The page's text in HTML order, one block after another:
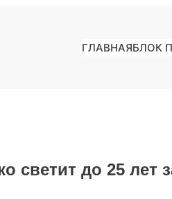
ГЛАВНАЯБЛОК
светит до 25 лет